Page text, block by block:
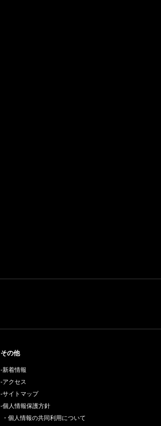
その他
-新着情報
-アクセス
-サイトマップ
-個人情報保護方針
・個人情報の共同利用について